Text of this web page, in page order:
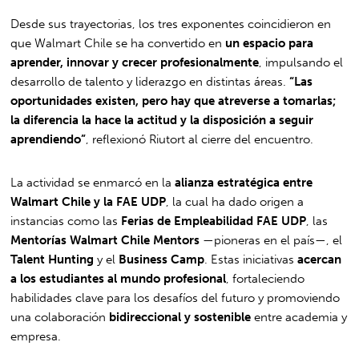
Desde sus trayectorias, los tres exponentes coincidieron en
que Walmart Chile se ha convertido en un espacio para
aprender, innovar y crecer profesionalmente , impulsando el
desarrollo de talento y liderazgo en distintas áreas.“Las
oportunidades existen, pero hay que atreverse a tomarlas;
la diferencia la hace la actitud y la disposición a seguir
aprendiendo” , reflexionó Riutort al cierre del encuentro.
La actividad se enmarcó en laalianza estratégica entre
Walmart Chile y la FAE UDP , la cual ha dado origen a
instancias como las Ferias de Empleabilidad FAE UDP , las
Mentorías Walmart Chile Mentors —pioneras en el país—, el
Talent Hunting y el Business Camp . Estas iniciativasacercan
a los estudiantes al mundo profesional , fortaleciendo
habilidades clave para los desafíos del futuro y promoviendo
una colaboración bidireccional y sostenible entre academia y
empresa.